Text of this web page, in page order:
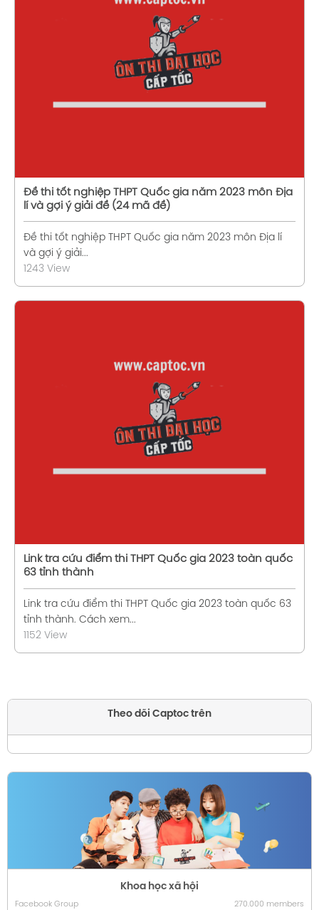
Xem chi tiết
Đề thi tốt nghiệp THPT Quốc gia năm 2023 môn Địa
lí và gợi ý giải đề (24 mã đề)
Đề thi tốt nghiệp THPT Quốc gia năm 2023 môn Địa lí
và gợi ý giải...
1243 View
Xem chi tiết
Link tra cứu điểm thi THPT Quốc gia 2023 toàn quốc
63 tỉnh thành
Link tra cứu điểm thi THPT Quốc gia 2023 toàn quốc 63
tỉnh thành. Cách xem...
1152 View
Theo dõi Captoc trên
Khoa học xã hội
Facebook Group 270.000 members